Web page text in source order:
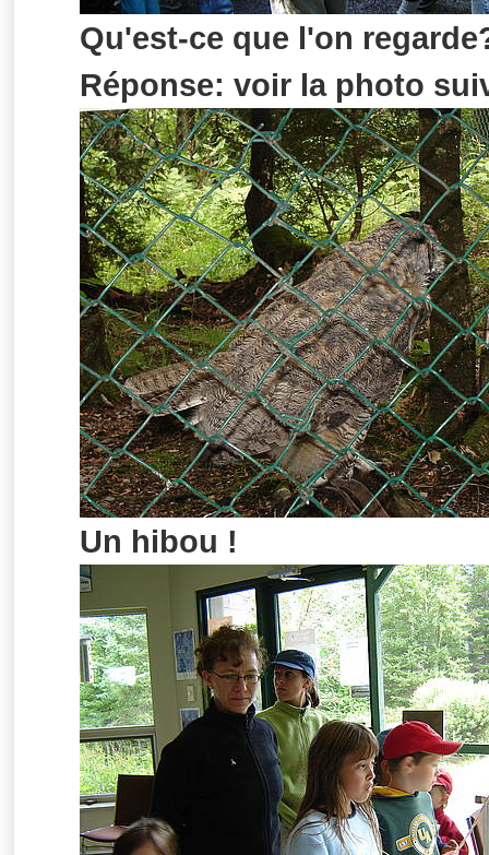
Qu'est-ce que l'on
Réponse: voir la photo
Un hibou !